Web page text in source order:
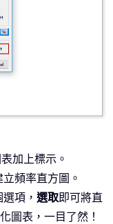
加上標示。
立頻率直方圖。
項， 選取即可將直
圖表，一目了然！